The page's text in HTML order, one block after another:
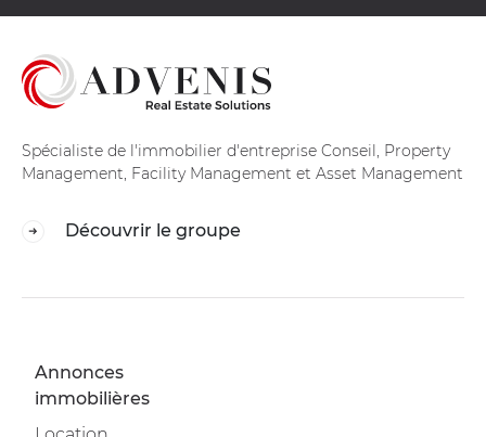
Spécialiste de l'immobilier d'entreprise Conseil, Property
Management, Facility Management et Asset Management
Découvrir le groupe
Annonces
immobilières